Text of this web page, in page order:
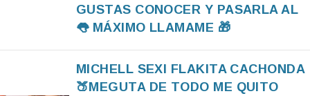
GUSTAS CONOCER Y PASARLA AL
👅 MÁXIMO LLAMAME 🎁
MICHELL SEXI FLAKITA CACHONDA
🍑MEGUTA DE TODO ME QUITO